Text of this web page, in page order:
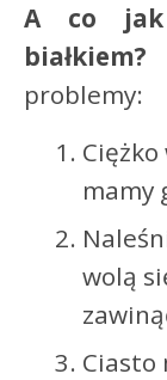
A co jak
białkiem?
problemy:
mamy
wolą
Ciasto